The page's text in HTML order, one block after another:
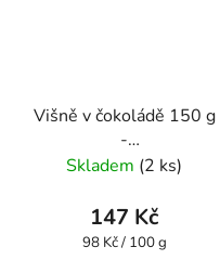
Višně v čokoládě 150 g
-
káva,aromatizovaná,mletá
Skladem (2 ks)
147 Kč
Měrná
98 Kč / 100 g